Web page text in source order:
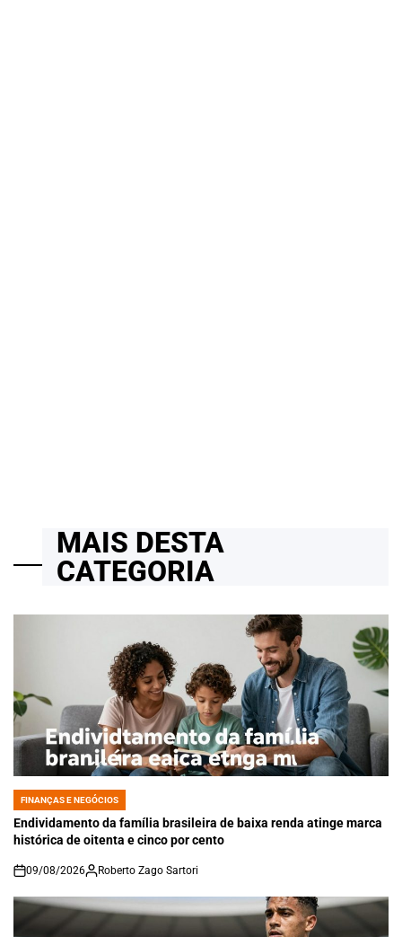
MAIS DESTA
CATEGORIA
POSTED
IN
FINANÇAS E NEGÓCIOS
Endividamento da família brasileira de baixa renda atinge marca
histórica de oitenta e cinco por cento
on
09/08/2026 Roberto Zago Sartori